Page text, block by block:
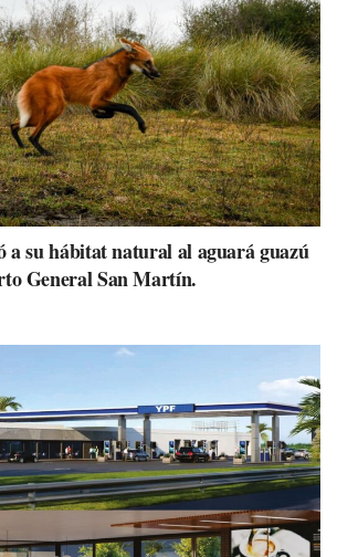
a su hábitat natural al aguará guazú
General San Martín.